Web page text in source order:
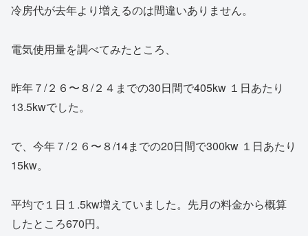
冷房代が去年より増えるのは間違いありません。
電気使用量を調べてみたところ、
昨年７/２６〜８/２４までの30日間で405kw １日あたり
13.5kwでした。
で、今年７/２６〜８/14までの20日間で300kw １日あたり
15kw。
平均で１日１.5kw増えていました。先月の料金から概算
したところ670円。